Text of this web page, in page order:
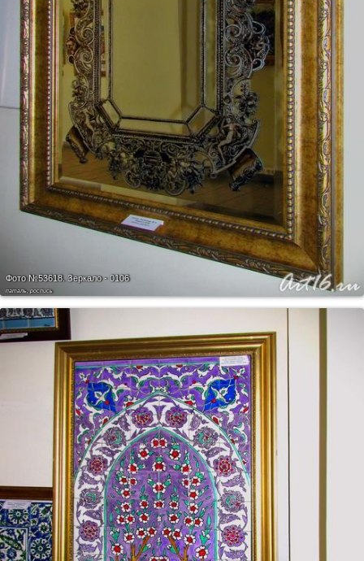
Фото №53618. Зеркало - 0106
паталь, роспись